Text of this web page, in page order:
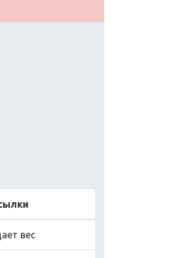
вес